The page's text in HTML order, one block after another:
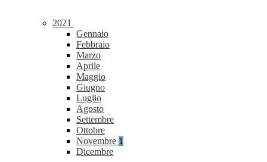
2021
Gennaio
Febbraio
Marzo
Aprile
Maggio
Giugno
Luglio
Agosto
Settembre
Ottobre
Novembre 1
Dicembre